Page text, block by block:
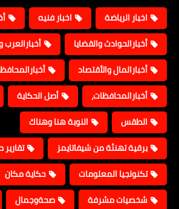
اخبار الرياضة اخبار فنيه
أخبارالحوادث والقضايا
أخبارالعرب
أخبارالمال والأقتصاد
أخبارالمحافظات،
أصل الحكاية
الطقس
النوبة هنا وهناك
برقية تهنئة من شيفاتايمز
تكنولجيا المعلومات
حكاية مكان
شخصيات مشرفة
صحةوجمال